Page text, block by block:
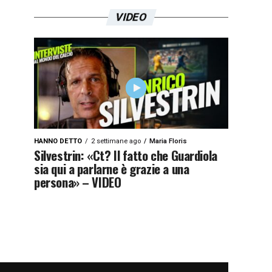
VIDEO
HANNO DETTO 2 settimane ago Maria Floris
Silvestrin: «Ct? Il fatto che Guardiola
sia qui a parlarne è grazie a una
persona» – VIDEO